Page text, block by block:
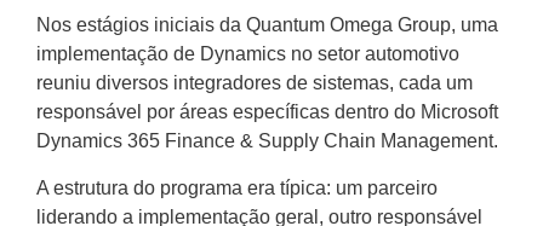
Nos estágios iniciais da Quantum Omega Group, uma
implementação de Dynamics no setor automotivo
reuniu diversos integradores de sistemas, cada um
responsável por áreas específicas dentro do Microsoft
Dynamics 365 Finance & Supply Chain Management.
A estrutura do programa era típica: um parceiro
liderando a implementação geral, outro responsável